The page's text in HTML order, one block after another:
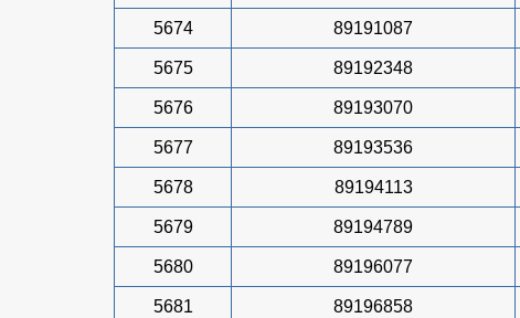
5674 89191087
5675 89192348
5676 89193070
5677 89193536
5678 89194113
5679 89194789
5680 89196077
5681 89196858